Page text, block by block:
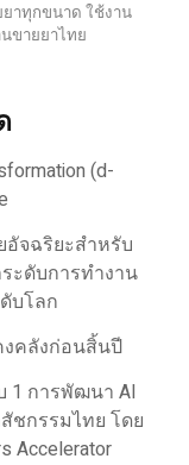
าทุกขนาด ใช้งาน
ขายยาไทย
(d-
อัจฉริยะสำหรับ
ระดับการทำงาน
บโลก
คลังก่อนสิ้นปี
1 การพัฒนา AI
ชกรรมไทย โดย
Accelerator